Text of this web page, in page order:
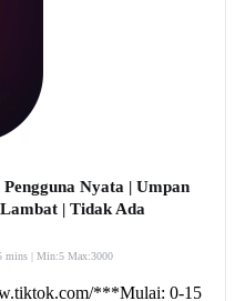
Nyata | Umpan
| Tidak Ada
mins | Min:5 Max:3000
***Mulai: 0-15